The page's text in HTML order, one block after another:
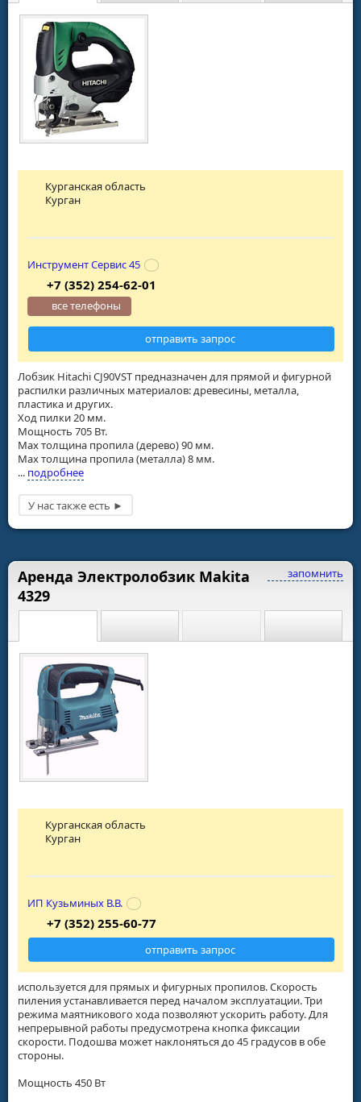
Лобзик Hitachi CJ90VST предназначен для прямой и фигурной
распилки различных материалов: древесины, металла,
пластика и других.
Ход пилки 20 мм.
Мощность 705 Вт.
Мах толщина пропила (дерево) 90 мм.
Мах толщина пропила (металла) 8 мм.
... подробнее
Курганская область
Курган
Инструмент Сервис 45
+7 (352) 254-62-01
все телефоны
отправить запрос
запомнить
Аренда Электролобзик Makita
4329
используется для прямых и фигурных пропилов. Скорость
пиления устанавливается перед началом эксплуатации. Три
режима маятникового хода позволяют ускорить работу. Для
непрерывной работы предусмотрена кнопка фиксации
скорости. Подошва может наклоняться до 45 градусов в обе
стороны.
Мощность 450 Вт
Курганская область
Курган
ИП Кузьминых В.В.
+7 (352) 255-60-77
отправить запрос